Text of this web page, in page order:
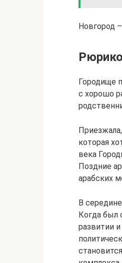
Новгород
Городище
с хорошо
которая
века
Поздние
арабских
В
Когда был
развитии